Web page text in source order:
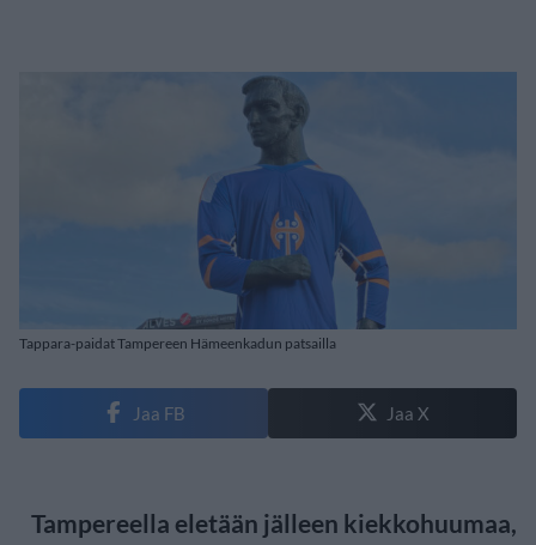
Tappara-paidat Tampereen Hämeenkadun patsailla
Jaa FB Jaa X
Tampereella eletään jälleen kiekkohuumaa,